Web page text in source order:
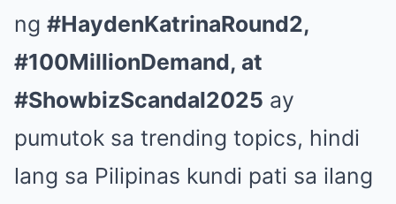
ng #HaydenKatrinaRound2,
#100MillionDemand, at
#ShowbizScandal2025 ay
pumutok sa trending topics, hindi
lang sa Pilipinas kundi pati sa ilang